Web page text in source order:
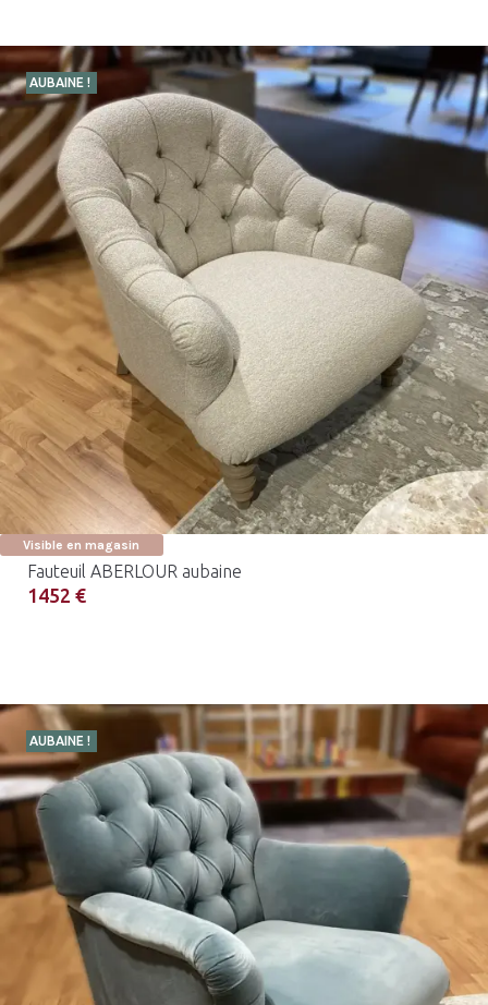
AUBAINE !
Visible en magasin
Fauteuil ABERLOUR aubaine
1452 €
AUBAINE !